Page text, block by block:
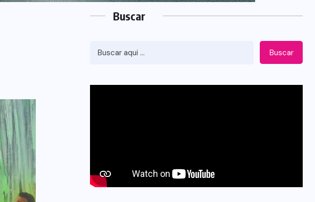
Buscar
Buscar